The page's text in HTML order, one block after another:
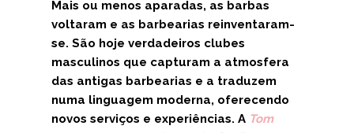
Mais ou menos aparadas, as barbas
voltaram e as barbearias reinventaram-
se. São hoje verdadeiros clubes
masculinos que capturam a atmosfera
das antigas barbearias e a traduzem
numa linguagem moderna, oferecendo
novos serviços e experiências. A Tom